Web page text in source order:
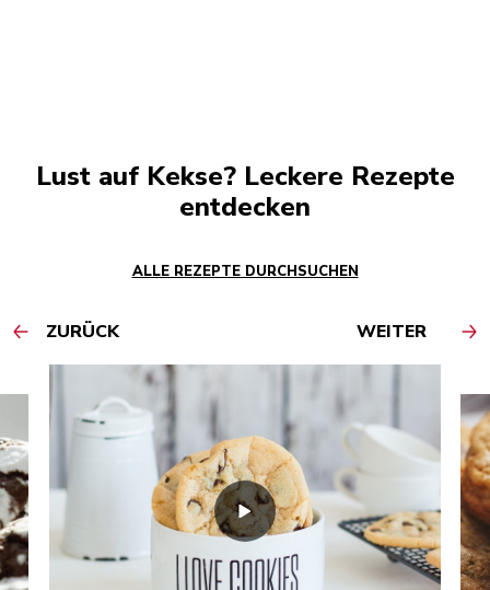
Lust auf Kekse? Leckere Rezepte
entdecken
ALLE REZEPTE DURCHSUCHEN
ZURÜCK WEITER